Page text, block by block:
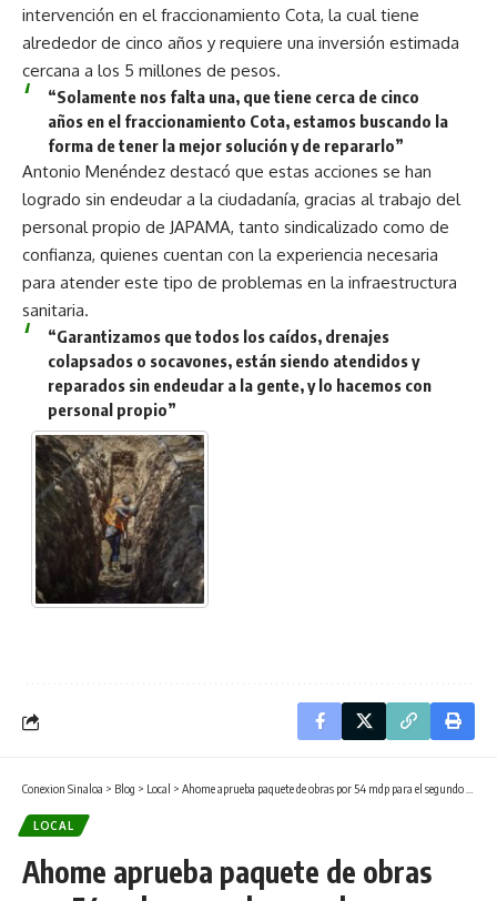
intervención en el fraccionamiento Cota, la cual tiene
alrededor de cinco años y requiere una inversión estimada
cercana a los 5 millones de pesos.
“Solamente nos falta una, que tiene cerca de cinco
años en el fraccionamiento Cota, estamos buscando la
forma de tener la mejor solución y de repararlo”
Antonio Menéndez destacó que estas acciones se han
logrado sin endeudar a la ciudadanía, gracias al trabajo del
personal propio de JAPAMA, tanto sindicalizado como de
confianza, quienes cuentan con la experiencia necesaria
para atender este tipo de problemas en la infraestructura
sanitaria.
“Garantizamos que todos los caídos, drenajes
colapsados o socavones, están siendo atendidos y
reparados sin endeudar a la gente, y lo hacemos con
personal propio”
Conexion Sinaloa > Blog > Local > Ahome aprueba paquete de obras por 54 mdp para el segundo semestre 2026
LOCAL
Ahome aprueba paquete de obras